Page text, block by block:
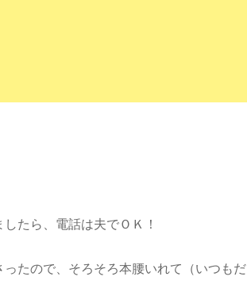
たら、電話は夫でＯＫ！
たので、そろそろ本腰いれて（いつもだ